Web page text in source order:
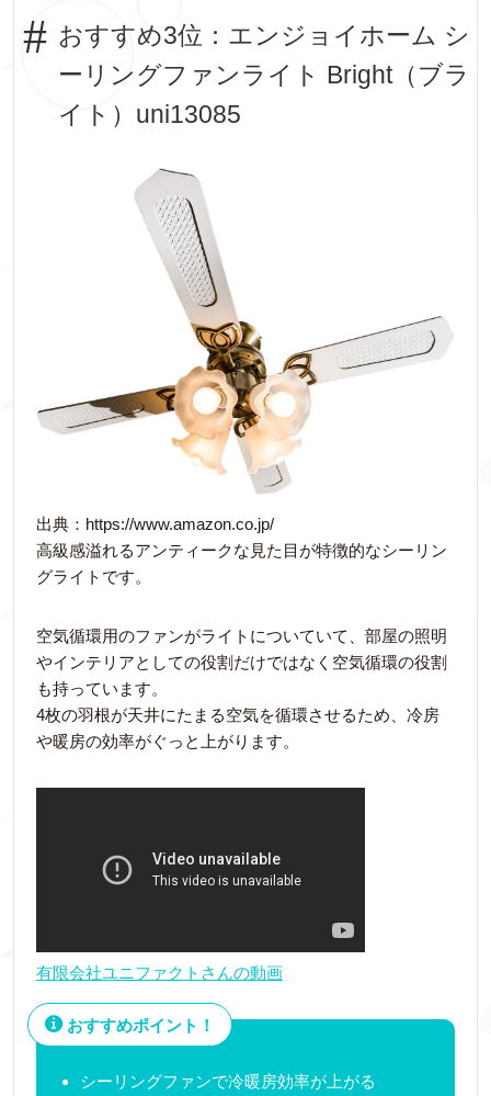
おすすめ3位：エンジョイホーム シ
ーリングファンライト Bright（ブラ
イト）uni13085
出典：https://www.amazon.co.jp/
高級感溢れるアンティークな見た目が特徴的なシーリン
グライトです。
空気循環用のファンがライトについていて、部屋の照明
やインテリアとしての役割だけではなく空気循環の役割
も持っています。
4枚の羽根が天井にたまる空気を循環させるため、冷房
や暖房の効率がぐっと上がります。
有限会社ユニファクトさんの動画
おすすめポイント！
シーリングファンで冷暖房効率が上がる